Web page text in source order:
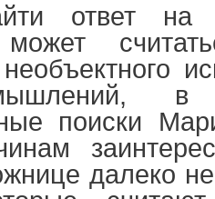
ответ на
поиски
далеко